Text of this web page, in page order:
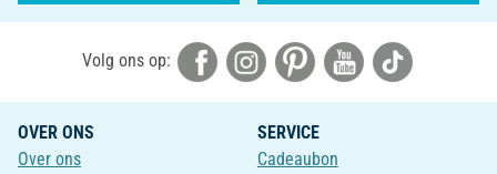
Volg ons op:
OVER ONS
Over ons
SERVICE
Cadeaubon